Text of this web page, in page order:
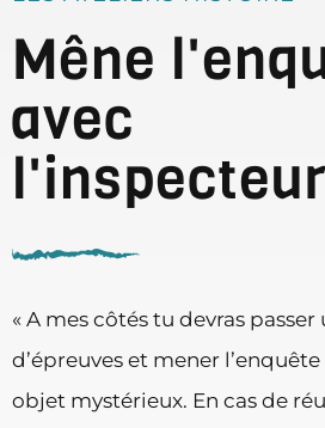
Mêne
avec
« A mes côtés tu devras passer
d’épreuves et mener
objet mystérieux. En cas de